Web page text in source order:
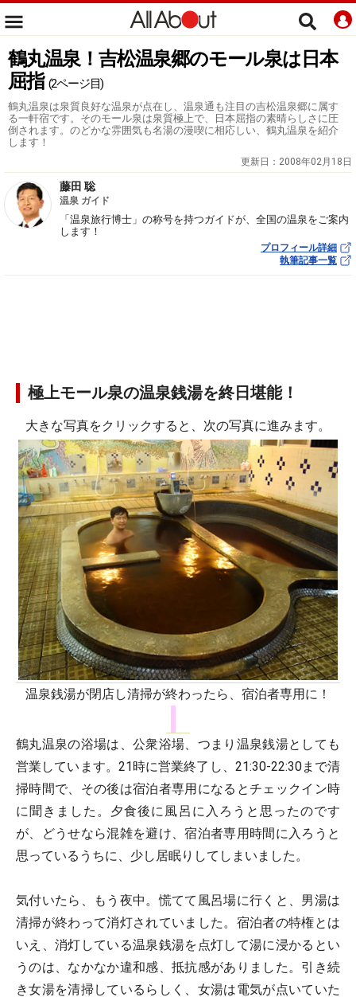
鶴丸温泉！吉松温泉郷のモール泉は日本
屈指 (2ページ目)
鶴丸温泉は泉質良好な温泉が点在し、温泉通も注目の吉松温泉郷に属す
る一軒宿です。そのモール泉は泉質極上で、日本屈指の素晴らしさに圧
倒されます。のどかな雰囲気も名湯の漫喫に相応しい、鶴丸温泉を紹介
します！
更新日： 2008年02月18日
藤田 聡
温泉 ガイド
「温泉旅行博士」の称号を持つガイドが、全国の温泉をご案内
します！
プロフィール詳細
執筆記事一覧
極上モール泉の温泉銭湯を終日堪能！
大きな写真をクリックすると、次の写真に進みます。
温泉銭湯が閉店し清掃が終わったら、宿泊者専用に！
鶴丸温泉の浴場は、公衆浴場、つまり温泉銭湯としても
営業しています。21時に営業終了し、21:30-22:30まで清
掃時間で、その後は宿泊者専用になるとチェックイン時
に聞きました。夕食後に風呂に入ろうと思ったのです
が、どうせなら混雑を避け、宿泊者専用時間に入ろうと
思っているうちに、少し居眠りしてしまいました。
気付いたら、もう夜中。慌てて風呂場に行くと、男湯は
清掃が終わって消灯されていました。宿泊者の特権とは
いえ、消灯している温泉銭湯を点灯して湯に浸かるとい
うのは、なかなか違和感、抵抗感がありました。引き続
き女湯を清掃しているらしく、女湯は電気が点いていた